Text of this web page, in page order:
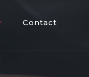
Contact